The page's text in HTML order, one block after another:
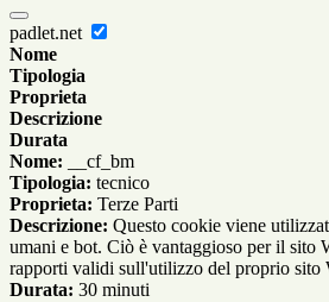
padlet.net
Nome
Tipologia
Proprieta
Descrizione
Durata
Nome: __cf_bm
Tipologia: tecnico
Proprieta: Terze Parti
Descrizione: Questo cookie viene
umani e bot. Ciò è vantaggioso per il sito
rapporti validi sull'utilizzo del proprio sito
Durata: 30 minuti